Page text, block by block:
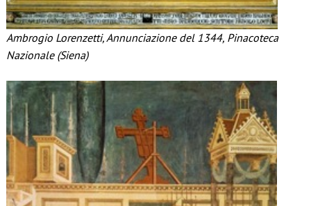
Ambrogio Lorenzetti, Annunciazione del 1344, Pinacoteca
Nazionale (Siena)